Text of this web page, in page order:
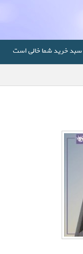
سبد خرید شما خالی است